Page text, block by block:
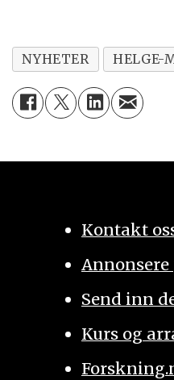
NYHETER HELGE-
Kontakt
Send inn
Kurs og